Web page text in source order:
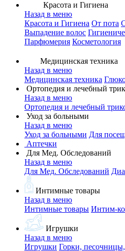
Красота и Гигиена
Назад в меню
Красота и Гигиена От пота
Выпадение волос
Парфюмерия Косметология
Медицинская техника
Назад в меню
Медицинская техника
Ортопедия и лечебный
Назад в меню
Ортопедия и лечебный
Уход за больными
Назад в меню
Уход за больными Для
Аптечки
Для Мед. Обследований
Назад в меню
Для Мед. Обследований
Интимные товары
Назад в меню
Интимные товары Интим-
Игрушки
Назад в меню
Игрушки Горки,